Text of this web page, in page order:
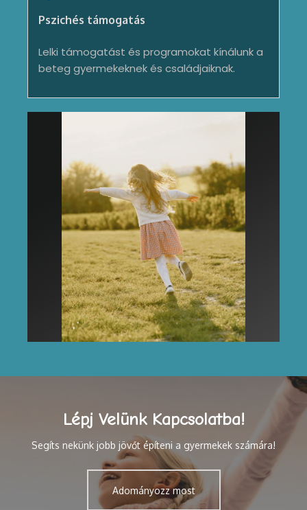
Pszichés támogatás
Lelki támogatást és programokat kínálunk a
beteg gyermekeknek és családjaiknak.
Lépj Velünk Kapcsolatba!
Segíts nekünk jobb jövőt építeni a gyermekek számára!
Adományozz most